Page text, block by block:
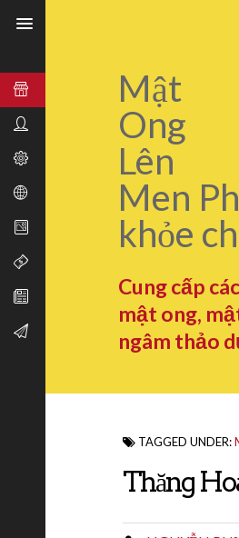
Mật
Ong
Lên
Men
khỏe
Cung cấp
mật ong,
ngâm thảo
TAGGED UNDER:
Thăng